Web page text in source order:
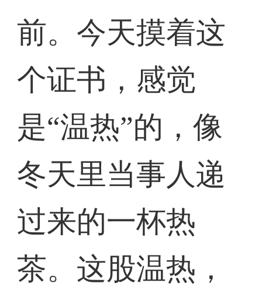
前。今天摸着这
个证书，感觉
是“温热”的，像
冬天里当事人递
过来的一杯热
茶。这股温热，